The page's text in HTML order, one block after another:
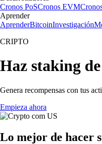
Cronos PoSCronos EVM
Aprender
AprenderBitcoinInvestigación
CRIPTO
Haz staking
Genera recompensas con tus
Empieza ahora
Lo mejor de hacer